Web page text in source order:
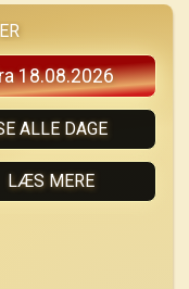
Fra 18.08.2026
ALLE DAGE
LÆS MERE